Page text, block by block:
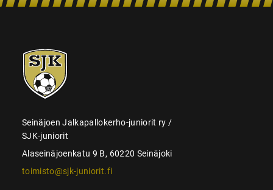
SJK-
juniorit
Seinäjoen Jalkapallokerho-juniorit ry /
SJK-juniorit
Alaseinäjoenkatu 9 B, 60220 Seinäjoki
toimisto@sjk-juniorit.fi